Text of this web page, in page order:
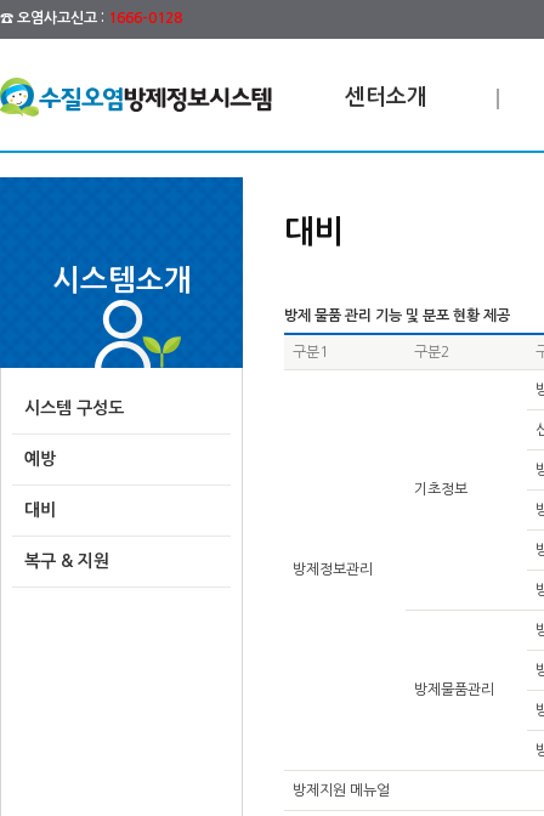
☎ 오염사고신고 : 1666-0128
센터소개
시스템소개
시스템 구성도
예방
대비
복구 & 지원
대비
방제 물품 관리 기능 및 분포 현황 제공
구분1 구분2
방제정보관리
기초정보
방제물품관리
방제지원 메뉴얼